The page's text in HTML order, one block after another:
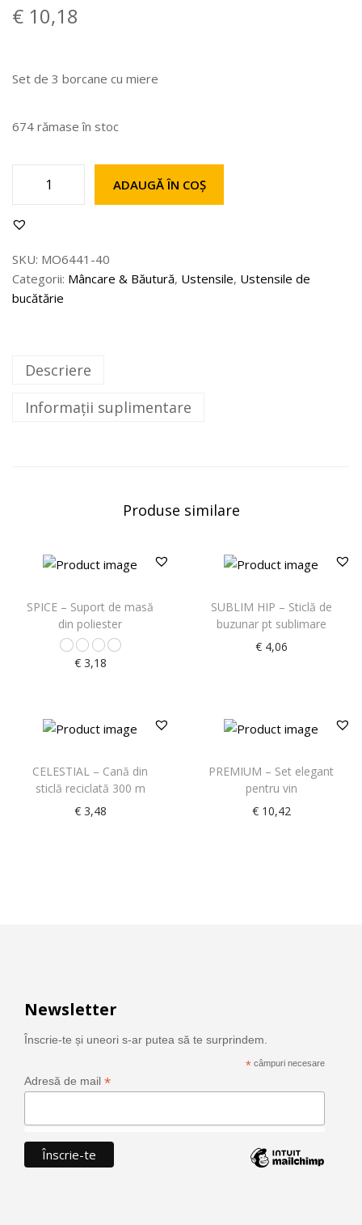
€ 10,18
Set de 3 borcane cu miere
674 rămase în stoc
ADAUGĂ ÎN COȘ
SKU: MO6441-40
Categorii: Mâncare & Băutură, Ustensile, Ustensile de
bucătărie
Descriere
Informații suplimentare
Produse similare
SPICE – Suport de masă
din poliester
€3,18
SUBLIM HIP – Sticlă de
buzunar pt sublimare
€4,06
CELESTIAL – Cană din
sticlă reciclată 300 m
€3,48
PREMIUM – Set elegant
pentru vin
€10,42
Newsletter
Înscrie-te și uneori s-ar putea să te surprindem.
* câmpuri necesare
Adresă de mail *